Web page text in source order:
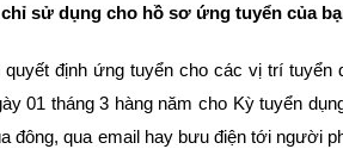
sử dụng cho hồ sơ ứng tuyển của
quyết định ứng tuyển cho các vị trí
01 tháng 3 hàng năm cho Kỳ tuyển
đông, qua email hay bưu điện tới người